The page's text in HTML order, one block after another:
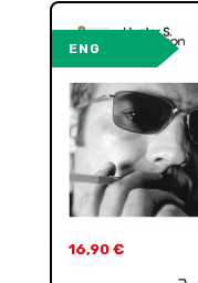
ENG
16,90 €